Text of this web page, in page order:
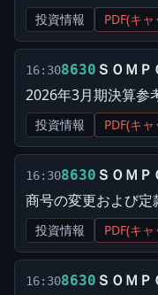
投資情報 PDF(キ
16:308630 ＳＯＭＰ
2026年3月期決算参
投資情報 PDF(キ
16:308630 ＳＯＭＰ
商号の変更および
投資情報 PDF(キ
16:308630 ＳＯＭＰ